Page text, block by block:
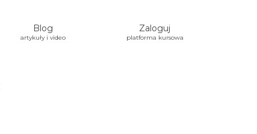
Blog
artykuły i video
Zaloguj
platforma kursowa